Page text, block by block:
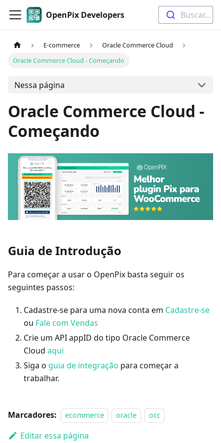
OpenPix Developers Buscar...
E-commerce
Oracle Commerce Cloud
Oracle Commerce Cloud - Começando
Nessa página
Oracle Commerce Cloud -
Começando
Guia de Introdução
Para começar a usar o OpenPix basta seguir os
seguintes passos:
Cadastre-se para uma nova conta em Cadastre-se
ou Fale com Vendas
Crie um API appID do tipo Oracle Commerce
Cloud aqui
Siga o guia de integração para começar a
trabalhar.
Marcadores: ecommerce oracle occ
Editar essa página